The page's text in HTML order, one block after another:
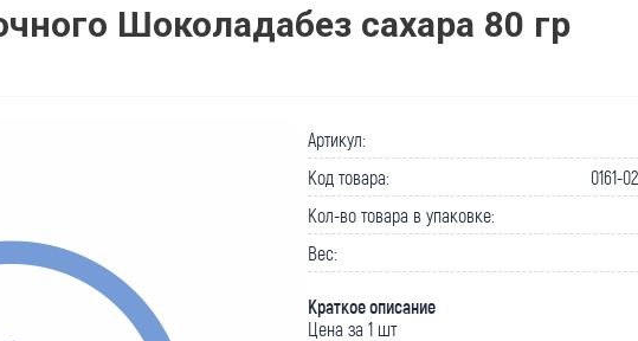
Шоколадабез сахара 80 гр
Артикул:
Код товара:
0161-
Кол-во товара в упаковке:
Вес:
Краткое описание
Цена за 1 шт